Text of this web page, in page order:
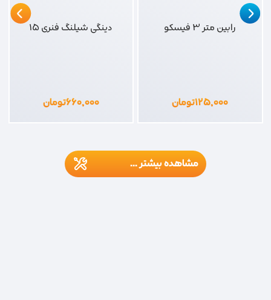
رابین متر 3 فیسکو
۱۲۵,۰۰۰تومان
دینگی شیلنگ فنری 15
۶۶۰,۰۰۰تومان
مشاهده بیشتر ...